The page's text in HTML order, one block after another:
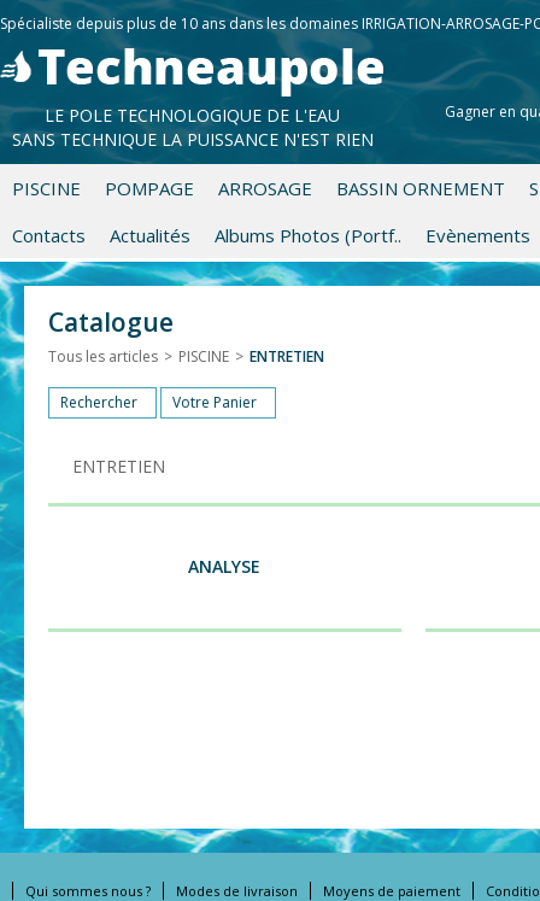
Spécialiste depuis plus de 10 ans dans les domaines IRRIGATION-ARROSAGE-
Gagner en
LE POLE TECHNOLOGIQUE DE L'EAU
SANS TECHNIQUE LA PUISSANCE N'EST RIEN
PISCINE POMPAGE ARROSAGE BASSIN ORNEMENT
Contacts
Actualités Albums Photos (Portf.. Evènements
Catalogue
Tous les articles > PISCINE > ENTRETIEN
Rechercher Votre Panier
ENTRETIEN
ANALYSE
Qui sommes nous ? Modes de livraison Moyens de paiement